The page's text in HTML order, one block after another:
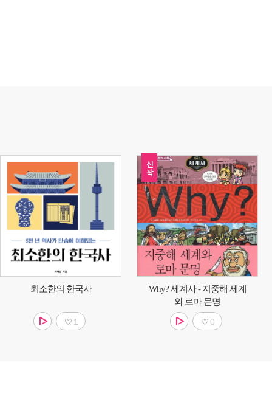
최소한의 한국사
1
Why? 세계사 - 지중해 세계
와 로마 문명
0